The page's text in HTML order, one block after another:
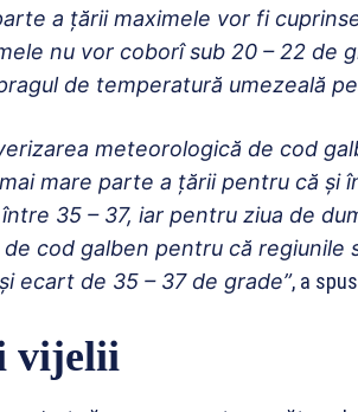
a ţării maximele vor fi
nu vor coborî sub 20 – 22 de
de temperatură umezeală
meteorologică de cod
mare parte a ţării pentru că
35 – 37, iar pentru ziua de
cod galben pentru că regiunile
ecart de 35 – 37 de grade”, a
vijelii